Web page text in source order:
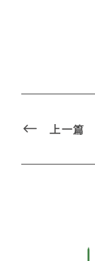
上一篇